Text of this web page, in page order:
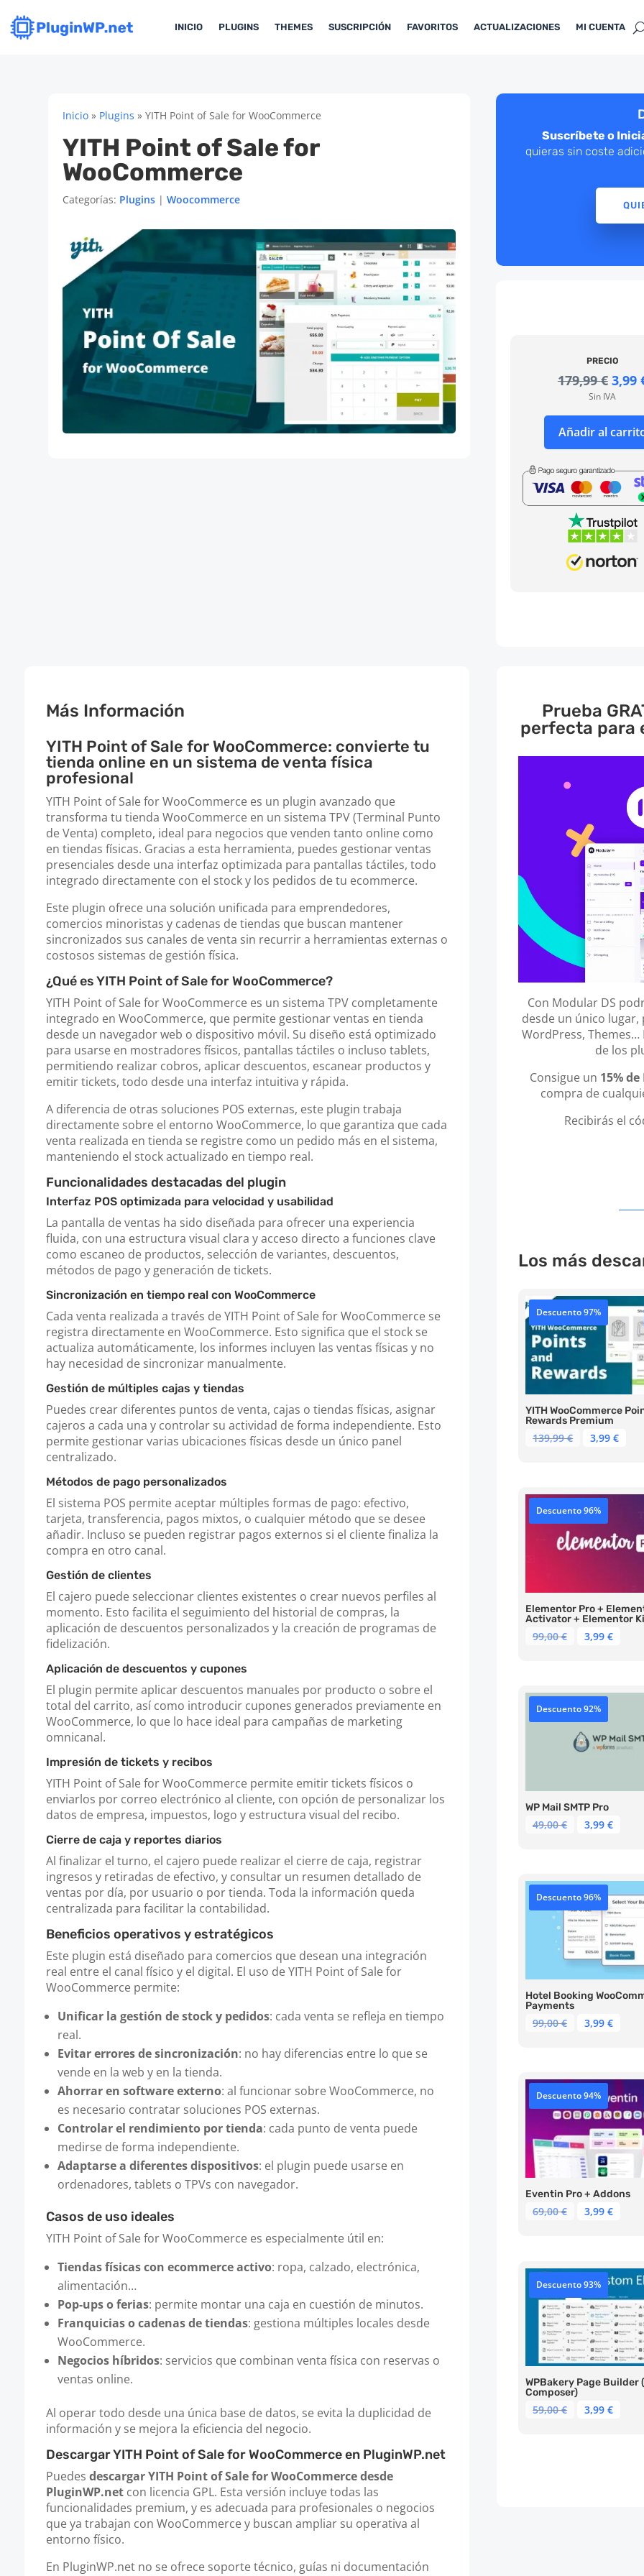
INICIO PLUGINS THEMES SUSCRIPCIÓN FAVORITOS ACTUALIZACIONES MI CUENTA
Inicio » Plugins »YITH Point of Sale for WooCommerce
YITH Point of Sale for
WooCommerce
Categorías: Plugins |Woocommerce
Suscríbete o
quieras sin coste
PRECIO
179,99€ El
precio
era:
3,99
Sin IVA
Añadir al
Más Información
YITH Point of Sale for WooCommerce: convierte tu
tienda online en un sistema de venta física
profesional
YITH Point of Sale for WooCommerce es un plugin avanzado que
transforma tu tienda WooCommerce en un sistema TPV (Terminal Punto
de Venta) completo, ideal para negocios que venden tanto online como
en tiendas físicas. Gracias a esta herramienta, puedes gestionar ventas
presenciales desde una interfaz optimizada para pantallas táctiles, todo
integrado directamente con el stock y los pedidos de tu ecommerce.
Este plugin ofrece una solución unificada para emprendedores,
comercios minoristas y cadenas de tiendas que buscan mantener
sincronizados sus canales de venta sin recurrir a herramientas externas o
costosos sistemas de gestión física.
¿Qué es YITH Point of Sale for WooCommerce?
YITH Point of Sale for WooCommerce es un sistema TPV completamente
integrado en WooCommerce, que permite gestionar ventas en tienda
desde un navegador web o dispositivo móvil. Su diseño está optimizado
para usarse en mostradores físicos, pantallas táctiles o incluso tablets,
permitiendo realizar cobros, aplicar descuentos, escanear productos y
emitir tickets, todo desde una interfaz intuitiva y rápida.
A diferencia de otras soluciones POS externas, este plugin trabaja
directamente sobre el entorno WooCommerce, lo que garantiza que cada
venta realizada en tienda se registre como un pedido más en el sistema,
manteniendo el stock actualizado en tiempo real.
Funcionalidades destacadas del plugin
Interfaz POS optimizada para velocidad y usabilidad
La pantalla de ventas ha sido diseñada para ofrecer una experiencia
fluida, con una estructura visual clara y acceso directo a funciones clave
como escaneo de productos, selección de variantes, descuentos,
métodos de pago y generación de tickets.
Sincronización en tiempo real con WooCommerce
Cada venta realizada a través de YITH Point of Sale for WooCommerce se
registra directamente en WooCommerce. Esto significa que el stock se
actualiza automáticamente, los informes incluyen las ventas físicas y no
hay necesidad de sincronizar manualmente.
Gestión de múltiples cajas y tiendas
Puedes crear diferentes puntos de venta, cajas o tiendas físicas, asignar
cajeros a cada una y controlar su actividad de forma independiente. Esto
permite gestionar varias ubicaciones físicas desde un único panel
centralizado.
Métodos de pago personalizados
El sistema POS permite aceptar múltiples formas de pago: efectivo,
tarjeta, transferencia, pagos mixtos, o cualquier método que se desee
añadir. Incluso se pueden registrar pagos externos si el cliente finaliza la
compra en otro canal.
Gestión de clientes
El cajero puede seleccionar clientes existentes o crear nuevos perfiles al
momento. Esto facilita el seguimiento del historial de compras, la
aplicación de descuentos personalizados y la creación de programas de
fidelización.
Aplicación de descuentos y cupones
El plugin permite aplicar descuentos manuales por producto o sobre el
total del carrito, así como introducir cupones generados previamente en
WooCommerce, lo que lo hace ideal para campañas de marketing
omnicanal.
Impresión de tickets y recibos
YITH Point of Sale for WooCommerce permite emitir tickets físicos o
enviarlos por correo electrónico al cliente, con opción de personalizar los
datos de empresa, impuestos, logo y estructura visual del recibo.
Cierre de caja y reportes diarios
Al finalizar el turno, el cajero puede realizar el cierre de caja, registrar
ingresos y retiradas de efectivo, y consultar un resumen detallado de
ventas por día, por usuario o por tienda. Toda la información queda
centralizada para facilitar la contabilidad.
Beneficios operativos y estratégicos
Este plugin está diseñado para comercios que desean una integración
real entre el canal físico y el digital. El uso de YITH Point of Sale for
WooCommerce permite:
Unificar la gestión de stock y pedidos: cada venta se refleja en tiempo
real.
Evitar errores de sincronización: no hay diferencias entre lo que se
vende en la web y en la tienda.
Ahorrar en software externo: al funcionar sobre WooCommerce, no
es necesario contratar soluciones POS externas.
Controlar el rendimiento por tienda: cada punto de venta puede
medirse de forma independiente.
Adaptarse a diferentes dispositivos: el plugin puede usarse en
ordenadores, tablets o TPVs con navegador.
Casos de uso ideales
YITH Point of Sale for WooCommerce es especialmente útil en:
Tiendas físicas con ecommerce activo: ropa, calzado, electrónica,
alimentación…
Pop-ups o ferias: permite montar una caja en cuestión de minutos.
Franquicias o cadenas de tiendas: gestiona múltiples locales desde
WooCommerce.
Negocios híbridos: servicios que combinan venta física con reservas o
ventas online.
Al operar todo desde una única base de datos, se evita la duplicidad de
información y se mejora la eficiencia del negocio.
Descargar YITH Point of Sale for WooCommerce en PluginWP.net
Puedes descargar YITH Point of Sale for WooCommerce desde
PluginWP.netcon licencia GPL. Esta versión incluye todas las
funcionalidades premium, y es adecuada para profesionales o negocios
que ya trabajan con WooCommerce y buscan ampliar su operativa al
entorno físico.
En PluginWP.net no se ofrece soporte técnico, guías ni documentación
Prueba
perfecta para
Con Modular DS
desde un único lugar,
WordPress,
de los
Consigue un 15%
compra de
Recibirás el
Los más
Descuento 97%
YITH WooCommerce
Rewards Premium
139,99€
El
139,99 €.
3,99€
Descuento 96%
Elementor Pro +
Activator + Elementor
99,00€
El
99,00 €.
3,99€
3,99
Descuento 92%
WP Mail SMTP Pro
49,00€
El
49,00 €.
3,99€
3,99
Descuento 96%
Hotel Booking
Payments
99,00€
El
99,00 €.
3,99€
3,99
Descuento 94%
Eventin Pro + Addons
69,00€
El
69,00 €.
3,99€
3,99
Descuento 93%
WPBakery Page Builder
Composer)
59,00€
El3,99€